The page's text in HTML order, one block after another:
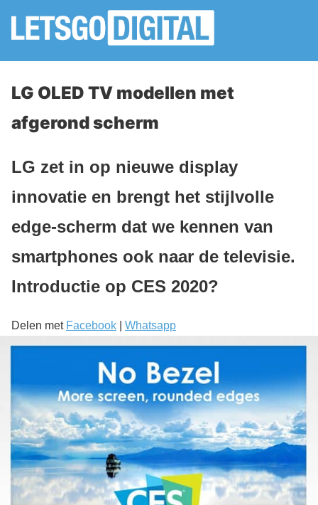
LG OLED TV modellen met
afgerond scherm
LG zet in op nieuwe display
innovatie en brengt het stijlvolle
edge-scherm dat we kennen van
smartphones ook naar de televisie.
Introductie op CES 2020?
Delen met Facebook Whatsapp